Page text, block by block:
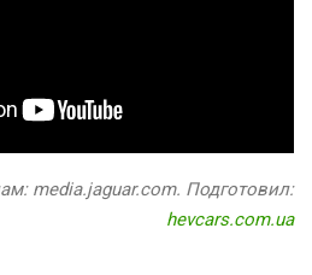
media.jaguar.com. Подготовил:
hevcars.com.ua